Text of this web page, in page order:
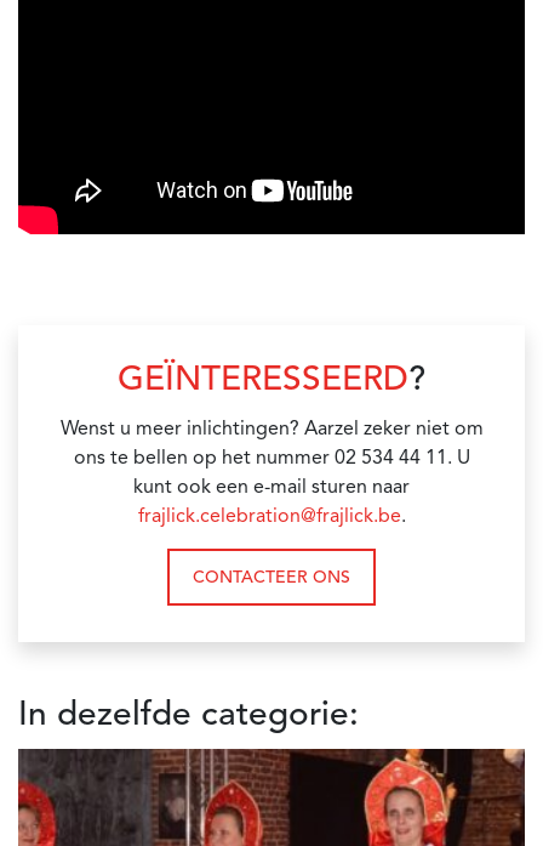
GEÏNTERESSEERD?
Wenst u meer inlichtingen? Aarzel zeker niet om
ons te bellen op het nummer 02 534 44 11. U
kunt ook een e-mail sturen naar
frajlick.celebration@frajlick.be.
CONTACTEER ONS
In dezelfde categorie: